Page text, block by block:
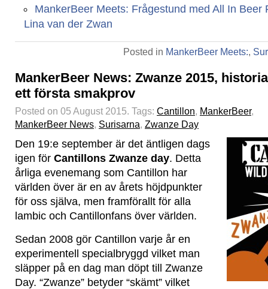
MankerBeer Meets: Frågestund med All In Beer
Lina van der Zwan
Posted in MankerBeer Meets:,
MankerBeer News: Zwanze 2015,
ett första smakprov
Posted on 05 August 2015. Tags: Cantillon, MankerBeer,
MankerBeer News, Surisarna, Zwanze Day
Den 19:e september är det äntligen dags
igen för Cantillons Zwanze day. Detta
årliga evenemang som Cantillon har
världen över är en av årets höjdpunkter
för oss själva, men framförallt för alla
lambic och Cantillonfans över världen.
Sedan 2008 gör Cantillon varje år en
experimentell specialbryggd vilket man
släpper på en dag man döpt till Zwanze
Day. “Zwanze” betyder “skämt” vilket